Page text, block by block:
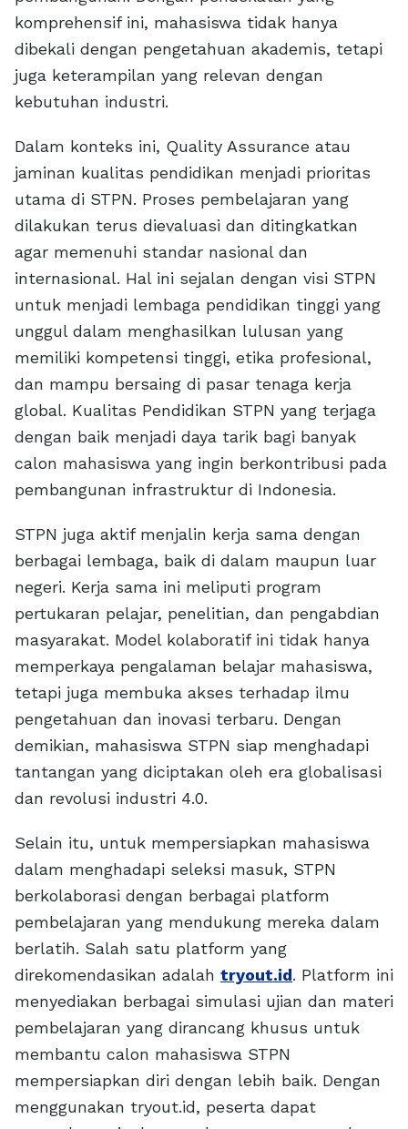
komprehensif ini, mahasiswa tidak hanya
dibekali dengan pengetahuan akademis, tetapi
juga keterampilan yang relevan dengan
kebutuhan industri.
Dalam konteks ini, Quality Assurance atau
jaminan kualitas pendidikan menjadi prioritas
utama di STPN. Proses pembelajaran yang
dilakukan terus dievaluasi dan ditingkatkan
agar memenuhi standar nasional dan
internasional. Hal ini sejalan dengan visi STPN
untuk menjadi lembaga pendidikan tinggi yang
unggul dalam menghasilkan lulusan yang
memiliki kompetensi tinggi, etika profesional,
dan mampu bersaing di pasar tenaga kerja
global. Kualitas Pendidikan STPN yang terjaga
dengan baik menjadi daya tarik bagi banyak
calon mahasiswa yang ingin berkontribusi pada
pembangunan infrastruktur di Indonesia.
STPN juga aktif menjalin kerja sama dengan
berbagai lembaga, baik di dalam maupun luar
negeri. Kerja sama ini meliputi program
pertukaran pelajar, penelitian, dan pengabdian
masyarakat. Model kolaboratif ini tidak hanya
memperkaya pengalaman belajar mahasiswa,
tetapi juga membuka akses terhadap ilmu
pengetahuan dan inovasi terbaru. Dengan
demikian, mahasiswa STPN siap menghadapi
tantangan yang diciptakan oleh era globalisasi
dan revolusi industri 4.0.
Selain itu, untuk mempersiapkan mahasiswa
dalam menghadapi seleksi masuk, STPN
berkolaborasi dengan berbagai platform
pembelajaran yang mendukung mereka dalam
berlatih. Salah satu platform yang
direkomendasikan adalah tryout.id. Platform ini
menyediakan berbagai simulasi ujian dan materi
pembelajaran yang dirancang khusus untuk
membantu calon mahasiswa STPN
mempersiapkan diri dengan lebih baik. Dengan
menggunakan tryout.id, peserta dapat